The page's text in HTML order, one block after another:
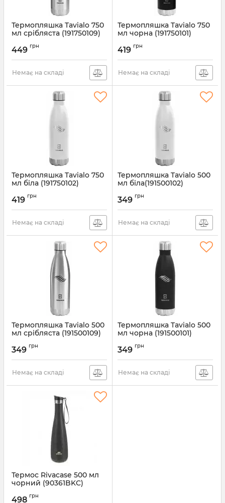
Термопляшка Tavialo 750
мл срібляста (191750109)
449 грн
Немає на складі
Термопляшка Tavialo 750
мл чорна (191750101)
419 грн
Немає на складі
Термопляшка Tavialo 750
мл біла (191750102)
419 грн
Немає на складі
Термопляшка Tavialo 500
мл біла(191500102)
349 грн
Немає на складі
Термопляшка Tavialo 500
мл срібляста (191500109)
349 грн
Немає на складі
Термопляшка Tavialo 500
мл чорна (191500101)
349 грн
Немає на складі
Термос Rivacase 500 мл
чорний (90361BKC)
498 грн